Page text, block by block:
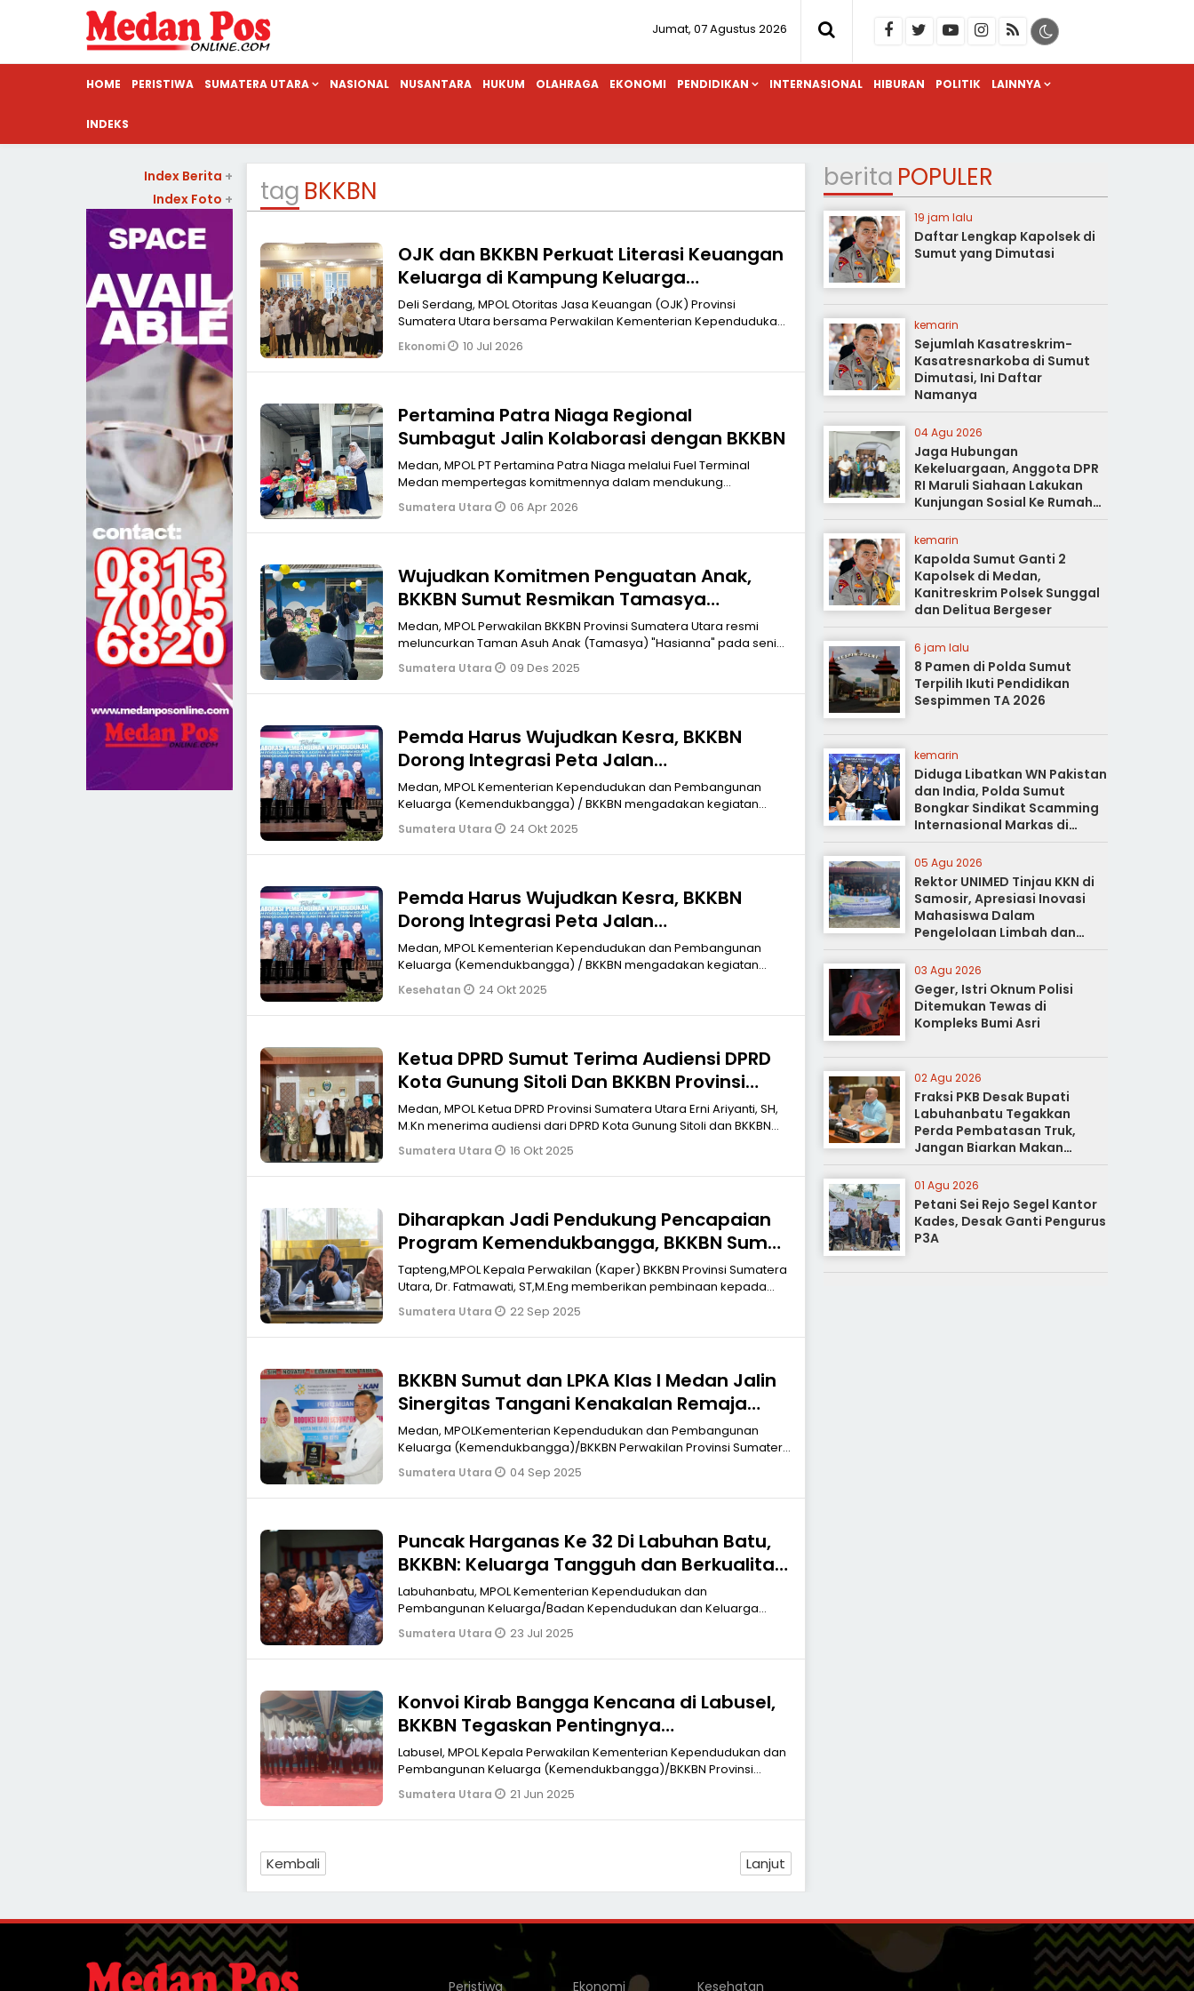
Jumat, 07 Agustus 2026
HOME PERISTIWA SUMATERA UTARA NASIONAL NUSANTARA HUKUM OLAHRAGA EKONOMI PENDIDIKAN INTERNASIONAL HIBURAN POLITIK LAINNYA
INDEKS
tag BKKBN
OJK dan BKKBN Perkuat Literasi Keuangan
Keluarga di Kampung Keluarga
Berkualitas
Deli Serdang, MPOL Otoritas Jasa Keuangan (OJK) Provinsi
Sumatera Utara bersama Perwakilan Kementerian Kependudukan
dan Pembangunan Kelua
Ekonomi 10 Jul 2026
Pertamina Patra Niaga Regional
Sumbagut Jalin Kolaborasi dengan BKKBN
Medan, MPOL PT Pertamina Patra Niaga melalui Fuel Terminal
Medan mempertegas komitmennya dalam mendukung
pembangunan keluarga dan kesejaht
Sumatera Utara 06 Apr 2026
Wujudkan Komitmen Penguatan Anak,
BKKBN Sumut Resmikan Tamasya
“Hasianna”
Medan, MPOL Perwakilan BKKBN Provinsi Sumatera Utara resmi
meluncurkan Taman Asuh Anak (Tamasya) "Hasianna" pada senin,
8 Desembe
Sumatera Utara 09 Des 2025
Pemda Harus Wujudkan Kesra, BKKBN
Dorong Integrasi Peta Jalan
Pembangunan Kependudukan Ke RPJMD
dan Renstrada
Medan, MPOL Kementerian Kependudukan dan Pembangunan
Keluarga (Kemendukbangga) / BKKBN mengadakan kegiatan
Talkshow Kependudukan di Hotel G
Sumatera Utara 24 Okt 2025
Pemda Harus Wujudkan Kesra, BKKBN
Dorong Integrasi Peta Jalan
Pembangunan Kependudukan Ke RPJMD
dan Renstrada
Medan, MPOL Kementerian Kependudukan dan Pembangunan
Keluarga (Kemendukbangga) / BKKBN mengadakan kegiatan
Talkshow Kependudukan di Hotel G
Kesehatan 24 Okt 2025
Ketua DPRD Sumut Terima Audiensi DPRD
Kota Gunung Sitoli Dan BKKBN Provinsi
Sumatera Utara
Medan, MPOL Ketua DPRD Provinsi Sumatera Utara Erni Ariyanti, SH,
M.Kn menerima audiensi dari DPRD Kota Gunung Sitoli dan BKKBN
Provinsi S
Sumatera Utara 16 Okt 2025
Diharapkan Jadi Pendukung Pencapaian
Program Kemendukbangga, BKKBN Sumut
Bina Penyuluh KB Tapteng
Tapteng,MPOL Kepala Perwakilan (Kaper) BKKBN Provinsi Sumatera
Utara, Dr. Fatmawati, ST,M.Eng memberikan pembinaan kepada
anggota Ikatan Pe
Sumatera Utara 22 Sep 2025
BKKBN Sumut dan LPKA Klas I Medan Jalin
Sinergitas Tangani Kenakalan Remaja
Melalui Pembinaan Kespro
Medan, MPOLKementerian Kependudukan dan Pembangunan
Keluarga (Kemendukbangga)/BKKBN Perwakilan Provinsi Sumatera
Utara terus memperkuat lan
Sumatera Utara 04 Sep 2025
Puncak Harganas Ke 32 Di Labuhan Batu,
BKKBN: Keluarga Tangguh dan Berkualitas
Melahirkan Generasi Unggul
Labuhanbatu, MPOL Kementerian Kependudukan dan
Pembangunan Keluarga/Badan Kependudukan dan Keluarga
Berencana Nasional (Kemendukbangga/BKKB
Sumatera Utara 23 Jul 2025
Konvoi Kirab Bangga Kencana di Labusel,
BKKBN Tegaskan Pentingnya
Pembangunan Keluarga Menuju Indonesia
Emas
Labusel, MPOL Kepala Perwakilan Kementerian Kependudukan dan
Pembangunan Keluarga (Kemendukbangga)/BKKBN Provinsi
Sumatera Utara, Fatmawati
Sumatera Utara 21 Jun 2025
Kembali Lanjut
Index Berita +
Index Foto +
berita POPULER
19 jam lalu
Daftar Lengkap Kapolsek di
Sumut yang Dimutasi
kemarin
Sejumlah Kasatreskrim-
Kasatresnarkoba di Sumut
Dimutasi, Ini Daftar
Namanya
04 Agu 2026
Jaga Hubungan
Kekeluargaan, Anggota DPR
RI Maruli Siahaan Lakukan
Kunjungan Sosial Ke Rumah
Duka
kemarin
Kapolda Sumut Ganti 2
Kapolsek di Medan,
Kanitreskrim Polsek Sunggal
dan Delitua Bergeser
6 jam lalu
8 Pamen di Polda Sumut
Terpilih Ikuti Pendidikan
Sespimmen TA 2026
kemarin
Diduga Libatkan WN Pakistan
dan India, Polda Sumut
Bongkar Sindikat Scamming
Internasional Markas di
Apartemen Podomoro
05 Agu 2026
Rektor UNIMED Tinjau KKN di
Samosir, Apresiasi Inovasi
Mahasiswa Dalam
Pengelolaan Limbah dan
Pertanian Ramah Lingkungan
03 Agu 2026
Geger, Istri Oknum Polisi
Ditemukan Tewas di
Kompleks Bumi Asri
02 Agu 2026
Fraksi PKB Desak Bupati
Labuhanbatu Tegakkan
Perda Pembatasan Truk,
Jangan Biarkan Makan
Korban
01 Agu 2026
Petani Sei Rejo Segel Kantor
Kades, Desak Ganti Pengurus
P3A
Peristiwa Ekonomi Kesehatan